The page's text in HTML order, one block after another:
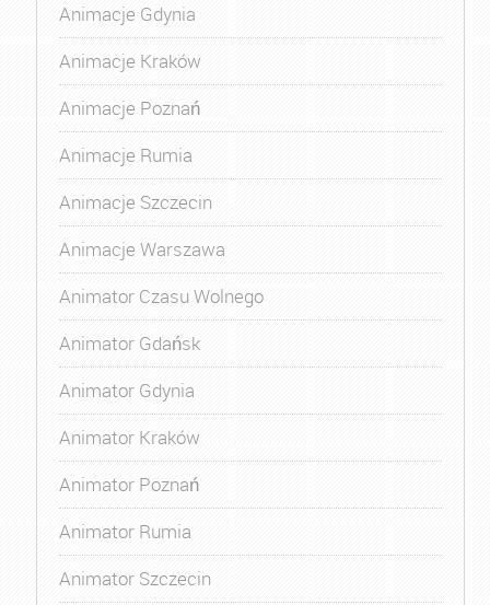
Animacje Gdynia
Animacje Kraków
Animacje Poznań
Animacje Rumia
Animacje Szczecin
Animacje Warszawa
Animator Czasu Wolnego
Animator Gdańsk
Animator Gdynia
Animator Kraków
Animator Poznań
Animator Rumia
Animator Szczecin